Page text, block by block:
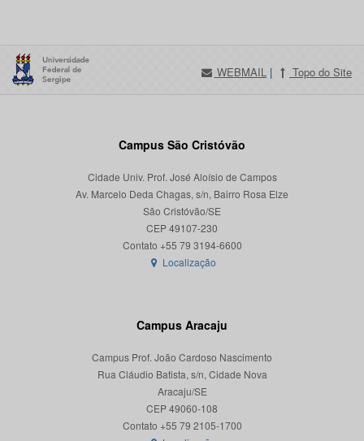
WEBMAIL | Topo do Site
Campus São Cristóvão
Cidade Univ. Prof. José Aloísio de Campos
Av. Marcelo Deda Chagas, s/n, Bairro Rosa Elze
São Cristóvão/SE
CEP 49107-230
Localização
Campus Aracaju
Campus Prof. João Cardoso Nascimento
Rua Cláudio Batista, s/n, Cidade Nova
Aracaju/SE
CEP 49060-108